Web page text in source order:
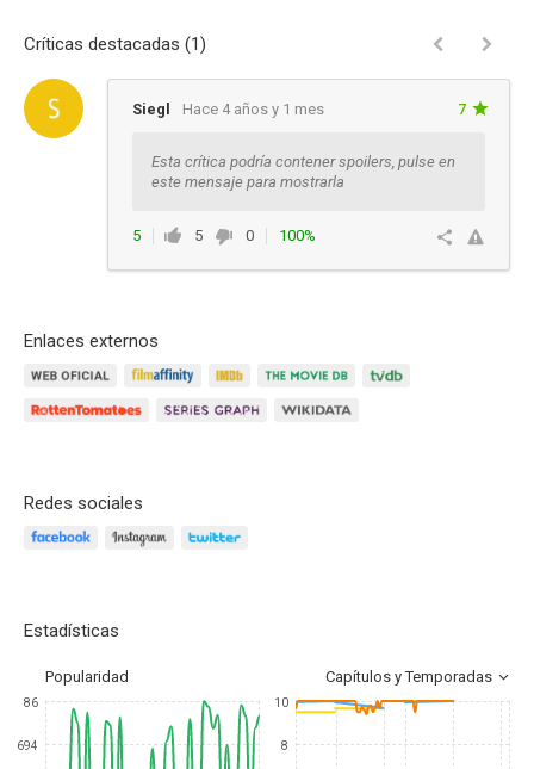
Críticas destacadas (1)
Siegl Hace 4 años y 1 mes 7
Esta crítica podría contener spoilers, pulse en
este mensaje para mostrarla
5 5 0
100%
Enlaces externos
Redes sociales
Estadísticas
Popularidad Capítulos y Temporadas
86
694
10
8